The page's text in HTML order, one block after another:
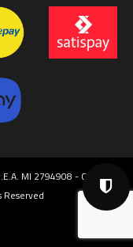
MI 2794908 - Capitale
Reserved